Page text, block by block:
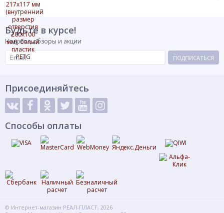
Будьте в курсе!
Новости, обзоры и акции
ПОДПИСАТЬСЯ
Присоединяйтесь
Способы оплаты
© Интернет-магазин РЕАЛ-ПЛАСТ, 2026